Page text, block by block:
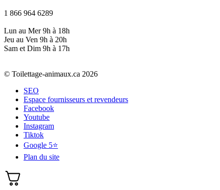
1 866 964 6289
Lun au Mer 9h à 18h
Jeu au Ven 9h à 20h
Sam et Dim 9h à 17h
© Toilettage-animaux.ca 2026
SEO
Espace fournisseurs et revendeurs
Facebook
Youtube
Instagram
Tiktok
Google 5⭐
Plan du site